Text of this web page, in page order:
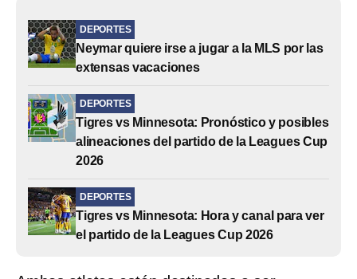
DEPORTES
Neymar quiere irse a jugar a la MLS por las
extensas vacaciones
DEPORTES
Tigres vs Minnesota: Pronóstico y posibles
alineaciones del partido de la Leagues Cup
2026
DEPORTES
Tigres vs Minnesota: Hora y canal para ver
el partido de la Leagues Cup 2026